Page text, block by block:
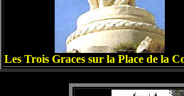
Les Trois Graces sur la Place de la